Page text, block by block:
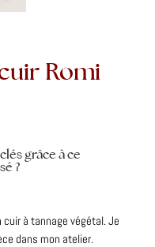
Romi
grâce à ce
?
à tannage végétal. Je
dans mon atelier.